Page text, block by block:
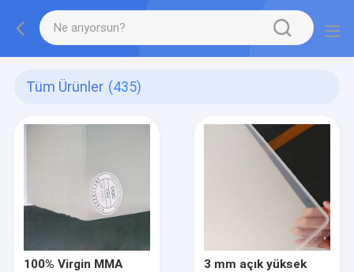
Tüm Ürünler (435)
100% Virgin MMA
3 mm açık yüksek